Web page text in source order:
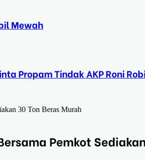
Mewah
Propam Tindak AKP Roni
30 Ton Beras Murah
Pemkot